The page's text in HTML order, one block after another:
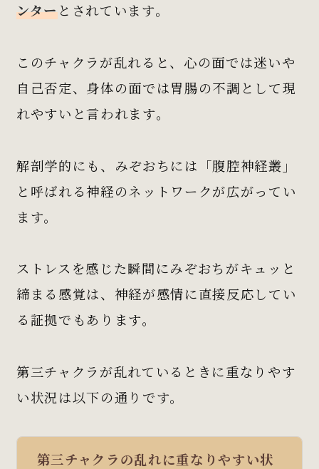
ンターとされています。
このチャクラが乱れると、心の面では迷いや
自己否定、身体の面では胃腸の不調として現
れやすいと言われます。
解剖学的にも、みぞおちには「腹腔神経叢」
と呼ばれる神経のネットワークが広がってい
ます。
ストレスを感じた瞬間にみぞおちがキュッと
締まる感覚は、神経が感情に直接反応してい
る証拠でもあります。
第三チャクラが乱れているときに重なりやす
い状況は以下の通りです。
第三チャクラの乱れに重なりやすい状